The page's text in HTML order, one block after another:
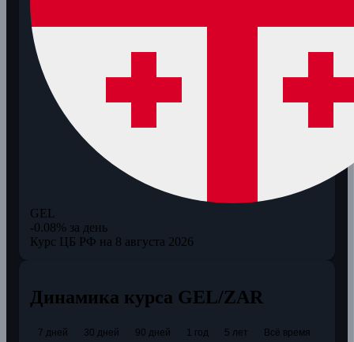
GEL
-0.08% за день
Курс ЦБ РФ на 8 августа 2026
Динамика курса GEL/ZAR
7 дней 30 дней 90 дней 1 год 5 лет Всё время